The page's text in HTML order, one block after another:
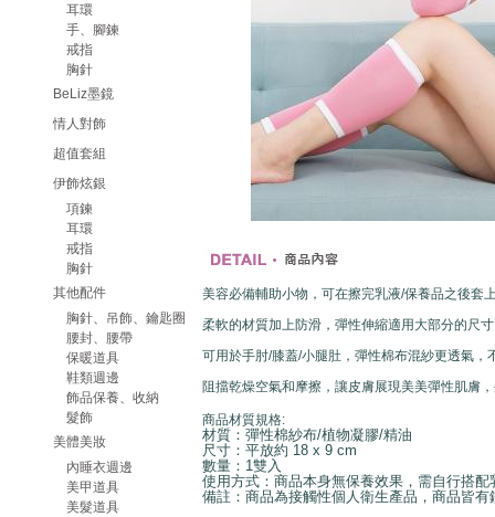
耳環
手、腳鍊
戒指
胸針
BeLiz墨鏡
情人對飾
超值套組
伊飾炫銀
項鍊
耳環
戒指
胸針
其他配件
胸針、吊飾、鑰匙圈
腰封、腰帶
保暖道具
鞋類週邊
飾品保養、收納
髮飾
美體美妝
內睡衣週邊
美甲道具
美髮道具
美容必備輔助小物，可在擦完乳液/保養品之後套
柔軟的材質加上防滑，彈性伸縮適用大部分的尺
可用於手肘/膝蓋/小腿肚，彈性棉布混紗更透氣，
阻擋乾燥空氣和摩擦，讓皮膚展現美美彈性肌膚
商品材質規格:
材質：彈性棉紗布/植物凝膠/精油
尺寸：平放約 18 x 9 cm
數量：1雙入
使用方式：商品本身無保養效果，需自行搭
備註：商品為接觸性個人衛生產品，商品皆